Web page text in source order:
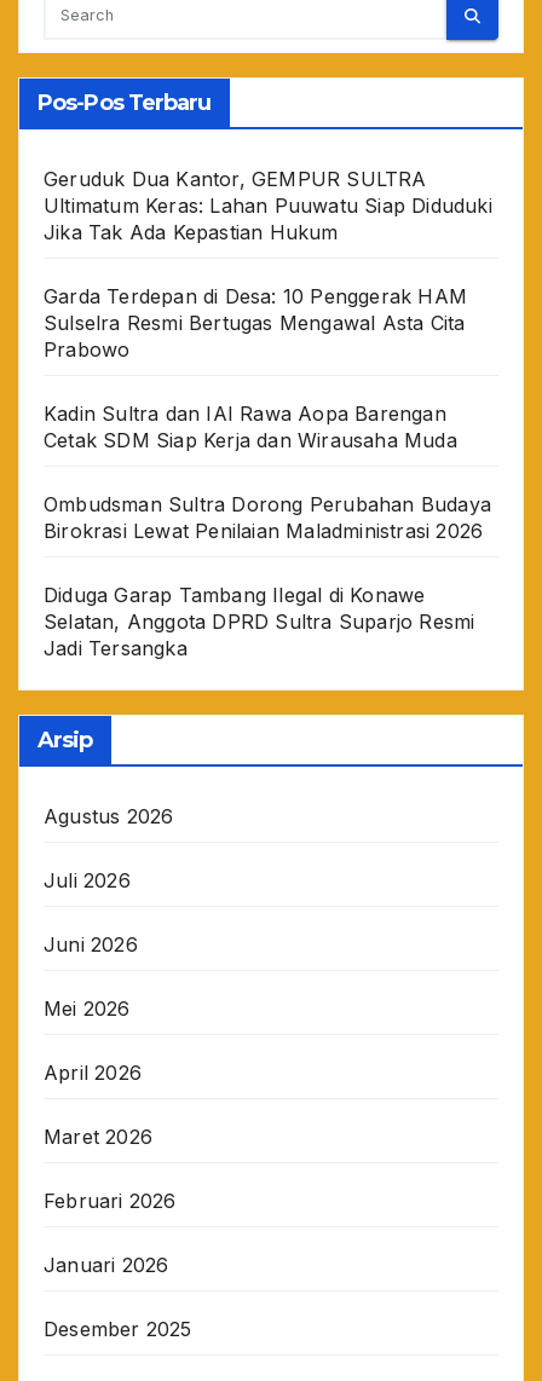
Pos-Pos Terbaru
Geruduk Dua Kantor, GEMPUR SULTRA
Ultimatum Keras: Lahan Puuwatu Siap Diduduki
Jika Tak Ada Kepastian Hukum
Garda Terdepan di Desa: 10 Penggerak HAM
Sulselra Resmi Bertugas Mengawal Asta Cita
Prabowo
Kadin Sultra dan IAI Rawa Aopa Barengan
Cetak SDM Siap Kerja dan Wirausaha Muda
Ombudsman Sultra Dorong Perubahan Budaya
Birokrasi Lewat Penilaian Maladministrasi 2026
Diduga Garap Tambang Ilegal di Konawe
Selatan, Anggota DPRD Sultra Suparjo Resmi
Jadi Tersangka
Arsip
Agustus 2026
Juli 2026
Juni 2026
Mei 2026
April 2026
Maret 2026
Februari 2026
Januari 2026
Desember 2025